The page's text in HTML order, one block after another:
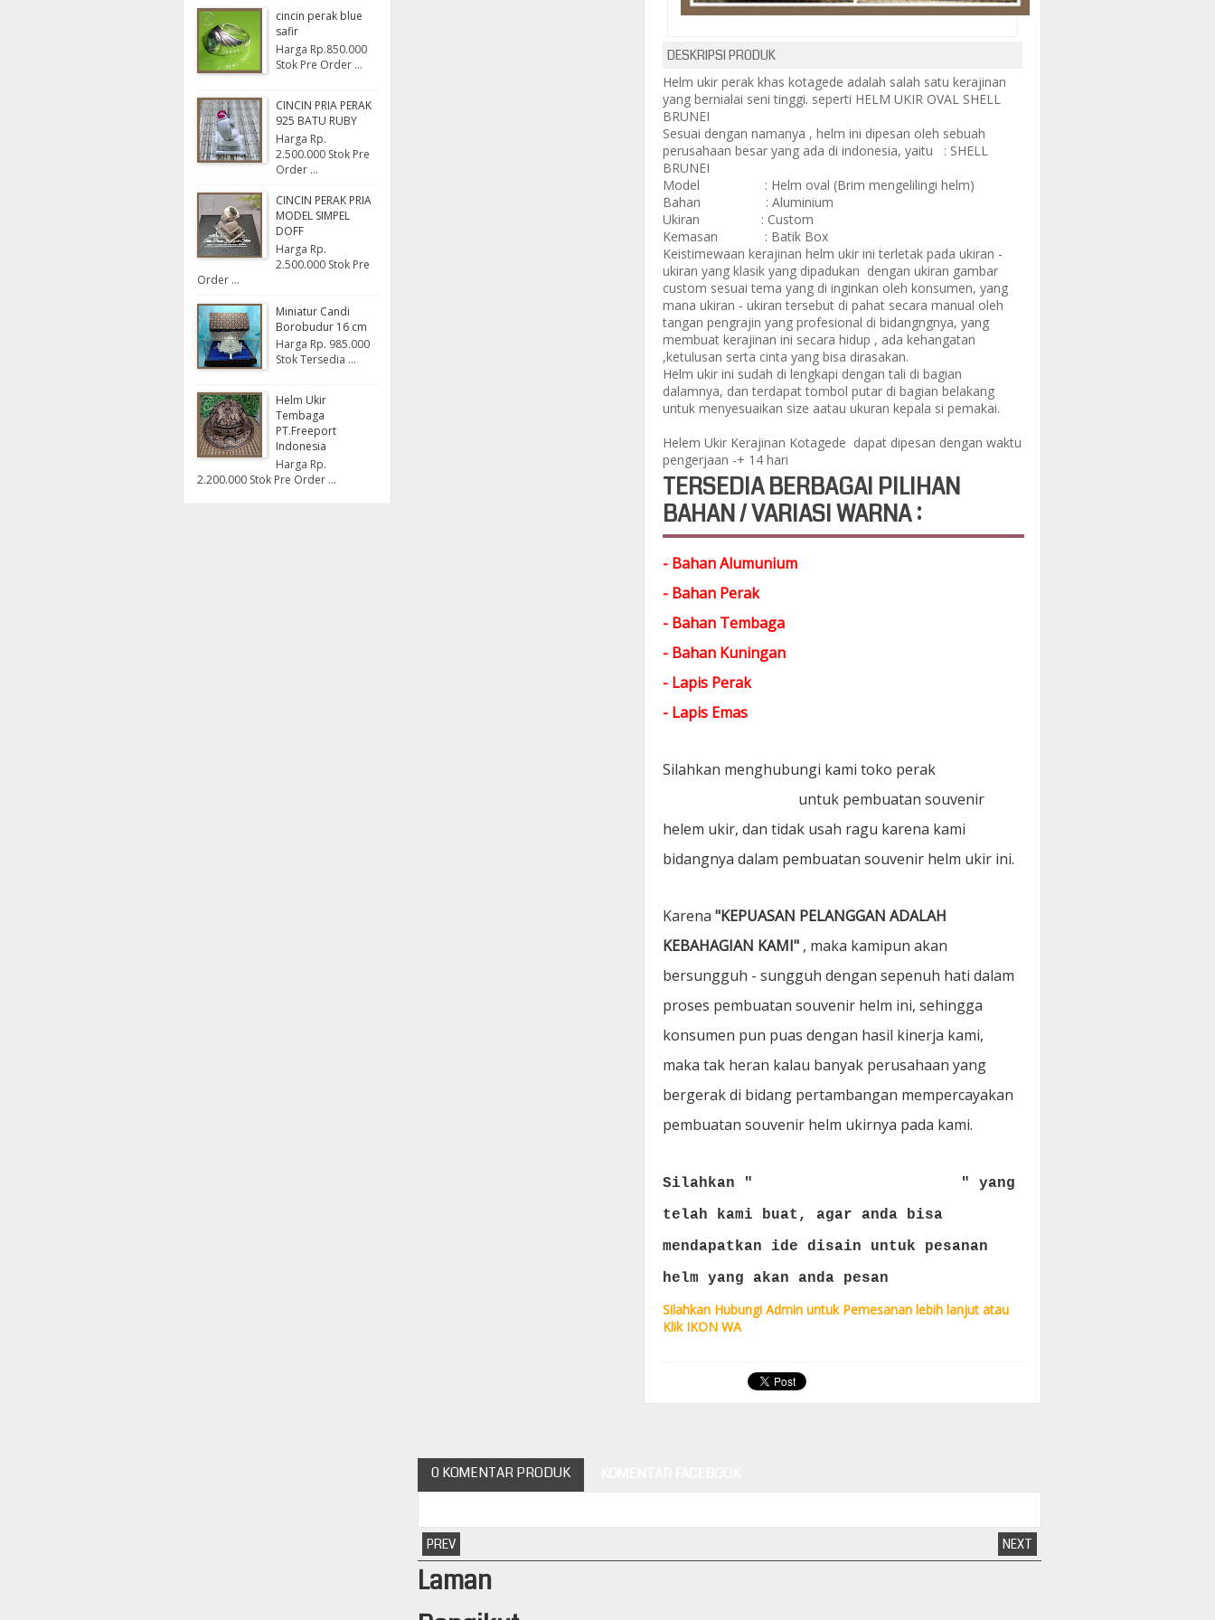
DESKRIPSI PRODUK
Helm ukir perak khas kotagede adalah salah satu kerajinan
yang bernialai seni tinggi. seperti HELM UKIR OVAL SHELL
BRUNEI
Sesuai dengan namanya , helm ini dipesan oleh sebuah
perusahaan besar yang ada di indonesia, yaitu
: SHELL
BRUNEI
Model : Helm oval (Brim mengelilingi helm)
Bahan : Aluminium
Ukiran : Custom
Kemasan : Batik Box
Keistimewaan kerajinan helm ukir ini terletak pada ukiran -
ukiran yang klasik yang dipadukan dengan ukiran gambar
custom sesuai tema yang di inginkan oleh konsumen, yang
mana ukiran - ukiran tersebut di pahat secara manual oleh
tangan pengrajin yang profesional di bidangngnya, yang
membuat kerajinan ini secara hidup , ada kehangatan
,ketulusan serta cinta yang bisa dirasakan.
Helm ukir ini sudah di lengkapi dengan tali di bagian
dalamnya, dan terdapat tombol putar di bagian belakang
untuk menyesuaikan size aatau ukuran kepala si pemakai.
Helem Ukir Kerajinan Kotagede dapat dipesan dengan waktu
pengerjaan -+ 14 hari
TERSEDIA BERBAGAI PILIHAN
BAHAN / VARIASI WARNA :
- Bahan Alumunium
- Bahan Perak
- Bahan Tembaga
- Bahan Kuningan
- Lapis Perak
- Lapis Emas
Silahkan menghubungi kami toko perak
untuk pembuatan souvenir
helem ukir, dan tidak usah ragu karena kami
bidangnya dalam pembuatan souvenir helm ukir ini.
Karena "KEPUASAN PELANGGAN ADALAH
KEBAHAGIAN KAMI" , maka kamipun akan
bersungguh - sungguh dengan sepenuh hati dalam
proses pembuatan souvenir helm ini, sehingga
konsumen pun puas dengan hasil kinerja kami,
maka tak heran kalau banyak perusahaan yang
bergerak di bidang pertambangan mempercayakan
pembuatan souvenir helm ukirnya pada kami.
Silahkan "
" yang
telah kami buat, agar anda bisa
mendapatkan ide disain untuk pesanan
helm yang akan anda pesan
Silahkan Hubungi Admin untuk Pemesanan lebih lanjut atau
Klik IKON WA
0 KOMENTAR PRODUK
PREV NEXT
Laman
cincin perak blue
safir
Harga Rp.850.000
Stok Pre Order ...
CINCIN PRIA PERAK
925 BATU RUBY
Harga Rp.
2.500.000 Stok Pre
Order ...
CINCIN PERAK PRIA
MODEL SIMPEL
DOFF
Harga Rp.
2.500.000 Stok Pre
Order ...
Miniatur Candi
Borobudur 16 cm
Harga Rp. 985.000
Stok Tersedia ...
Helm Ukir
Tembaga
PT.Freeport
Indonesia
Harga Rp.
2.200.000 Stok Pre Order ...